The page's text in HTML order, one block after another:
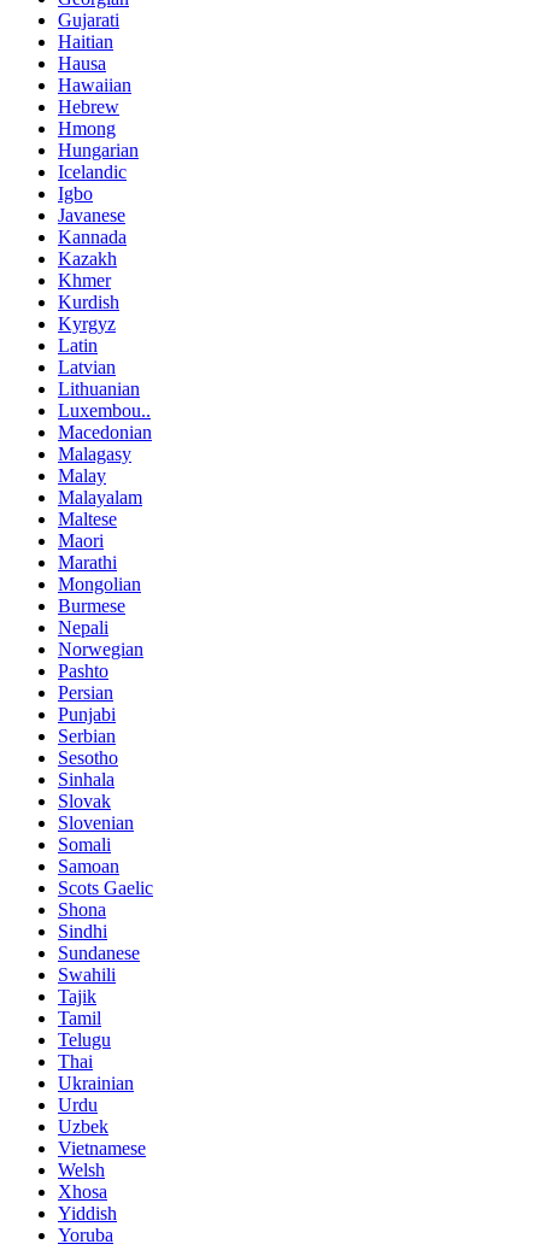
Gujarati
Haitian
Hausa
Hawaiian
Hebrew
Hmong
Hungarian
Icelandic
Igbo
Javanese
Kannada
Kazakh
Khmer
Kurdish
Kyrgyz
Latin
Latvian
Lithuanian
Luxembou..
Macedonian
Malagasy
Malay
Malayalam
Maltese
Maori
Marathi
Mongolian
Burmese
Nepali
Norwegian
Pashto
Persian
Punjabi
Serbian
Sesotho
Sinhala
Slovak
Slovenian
Somali
Samoan
Scots Gaelic
Shona
Sindhi
Sundanese
Swahili
Tajik
Tamil
Telugu
Thai
Ukrainian
Urdu
Uzbek
Vietnamese
Welsh
Xhosa
Yiddish
Yoruba